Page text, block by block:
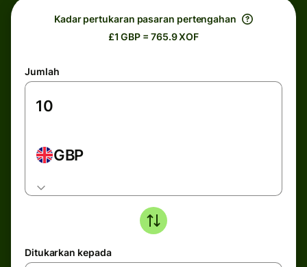
Kadar pertukaran pasaran pertengahan
£1 GBP = 765.9 XOF
Jumlah
GBP
Ditukarkan kepada